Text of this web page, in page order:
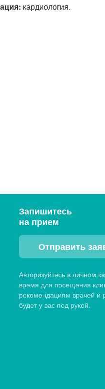
кардиология.
Запишитесь
на прием
Отправить
Авторизуйтесь в личном
время для посещения
рекомендациям врачей и
будет у вас под рукой.